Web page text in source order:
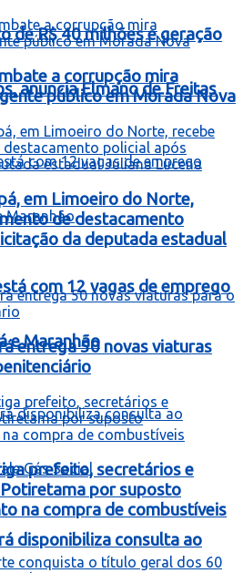
de R$ 40 milhões e geração
anuncia Elmano de Freitas
com 12 vagas de emprego
e Maranhão
disponibiliza consulta ao
a corrupção mira
público em Morada Nova
em Limoeiro do Norte,
de destacamento
da deputada estadual
entrega 50 novas viaturas
prefeito, secretários e
por suposto
na compra de combustíveis